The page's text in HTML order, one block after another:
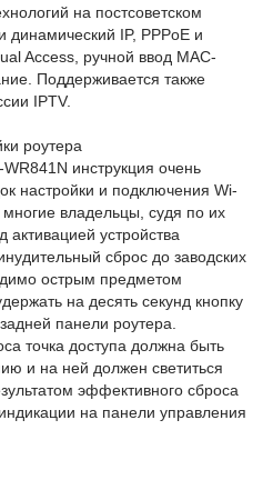
на постсоветском
динамический IP, PPPoE и
Access, ручной ввод MAC-
Поддерживается также
IPTV.
роутера
инструкция очень
настройки и подключения Wi-
владельцы, судя по их
активацией устройства
сброс до заводских
острым предметом
на десять секунд кнопку
панели роутера.
точка доступа должна быть
и на ней должен светиться
эффективного сброса
на панели управления